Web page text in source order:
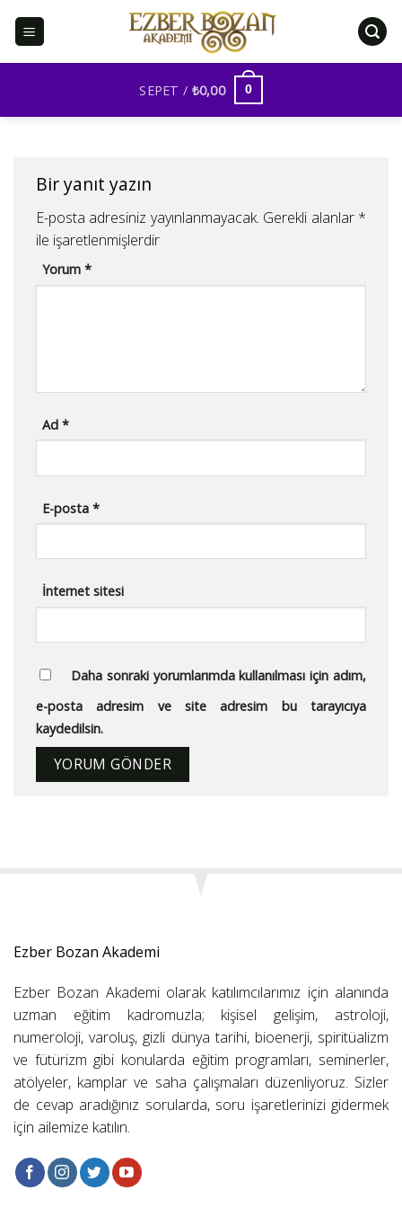
SEPET / ₺0,00 0
Bir yanıt yazın
E-posta adresiniz yayınlanmayacak. Gerekli alanlar *
ile işaretlenmişlerdir
Yorum*
Ad*
E-posta*
İnternet sitesi
Daha sonraki yorumlarımda kullanılması için adım,
e-posta adresim ve site adresim bu tarayıcıya
kaydedilsin.
Ezber Bozan Akademi
Ezber Bozan Akademi olarak katılımcılarımız için alanında
uzman eğitim kadromuzla; kişisel gelişim, astroloji,
numeroloji, varoluş, gizli dünya tarihi, bioenerji, spiritüalizm
ve fütürizm gibi konularda eğitim programları, seminerler,
atölyeler, kamplar ve saha çalışmaları düzenliyoruz. Sizler
de cevap aradığınız sorularda, soru işaretlerinizi gidermek
için ailemize katılın.